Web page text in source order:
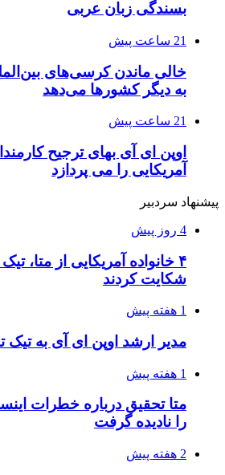
بسندگی زبان عربی
21 ساعت پیش
خالی ماندن کرسی‌های
به دیگر کشورها می‌دهد
21 ساعت پیش
اوپن ای آی بهای ترجیح
آمریکایی را می پردازد
پیشنهاد سردبیر
4 روز پیش
۴ خانواده آمریکایی از متا،
شکایت کردند
1 هفته پیش
مدیر ارشد اوپن ای آی به تیک
1 هفته پیش
متا تحقیق درباره خطرات
را نادیده گرفت
2 هفته پیش